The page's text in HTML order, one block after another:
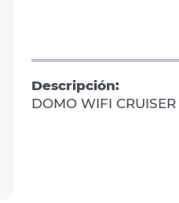
Descripción:
DOMO WIFI